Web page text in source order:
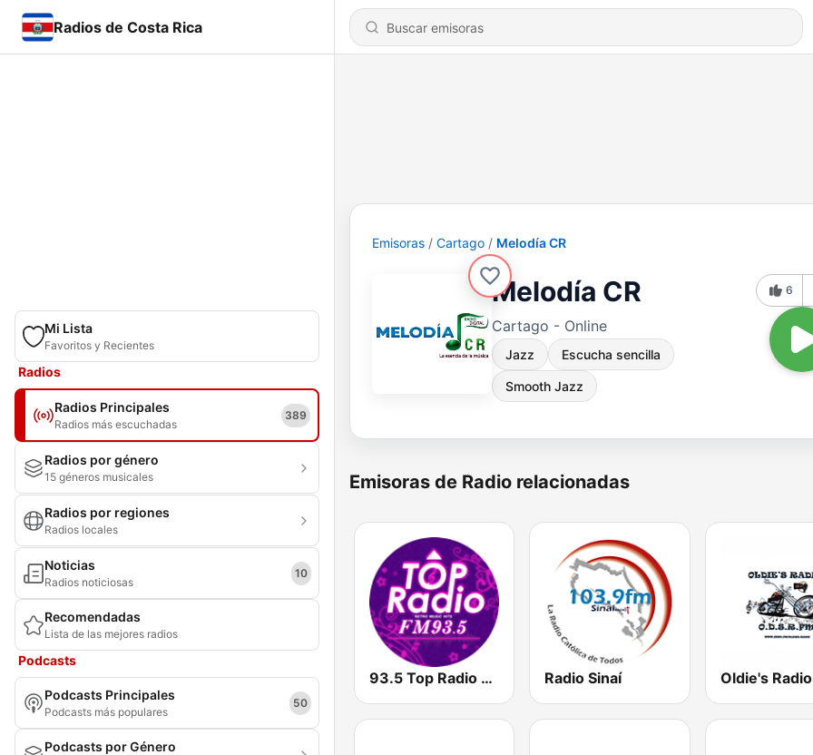
Radios de Costa Rica
Mi Lista
Favoritos y Recientes
Radios
Radios Principales
Radios más escuchadas
389
Radios por género
15 géneros musicales
Radios por regiones
Radios locales
Noticias
Radios noticiosas
10
Recomendadas
Lista de las mejores radios
Podcasts
Podcasts Principales
Podcasts más populares
50
Podcasts por Género
Emisoras Cartago Melodía CR
Melodía CR
Cartago - Online
Jazz Escucha sencilla
Smooth Jazz
6
Emisoras de Radio relacionadas
93.5 Top Radio FM Radio Sinaí Oldie's Radio